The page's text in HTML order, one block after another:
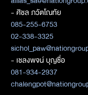
- ศิชล ภวัตโณทัย
085-255-6753
02-338-3325
- เชลงพจน์ บุญซื่อ
081-934-2937